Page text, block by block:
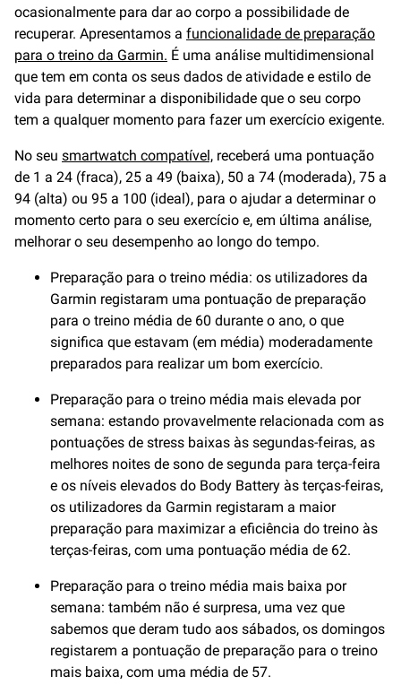
ocasionalmente para dar ao corpo a possibilidade de
recuperar. Apresentamos a funcionalidade de preparação
para o treino da Garmin. É uma análise multidimensional
que tem em conta os seus dados de atividade e estilo de
vida para determinar a disponibilidade que o seu corpo
tem a qualquer momento para fazer um exercício exigente.
No seu smartwatch compatível, receberá uma pontuação
de 1 a 24 (fraca), 25 a 49 (baixa), 50 a 74 (moderada), 75 a
94 (alta) ou 95 a 100 (ideal), para o ajudar a determinar o
momento certo para o seu exercício e, em última análise,
melhorar o seu desempenho ao longo do tempo.
Preparação para o treino média: os utilizadores da
Garmin registaram uma pontuação de preparação
para o treino média de 60 durante o ano, o que
significa que estavam (em média) moderadamente
preparados para realizar um bom exercício.
Preparação para o treino média mais elevada por
semana: estando provavelmente relacionada com as
pontuações de stress baixas às segundas-feiras, as
melhores noites de sono de segunda para terça-feira
e os níveis elevados do Body Battery às terças-feiras,
os utilizadores da Garmin registaram a maior
preparação para maximizar a eficiência do treino às
terças-feiras, com uma pontuação média de 62.
Preparação para o treino média mais baixa por
semana: também não é surpresa, uma vez que
sabemos que deram tudo aos sábados, os domingos
registarem a pontuação de preparação para o treino
mais baixa, com uma média de 57.